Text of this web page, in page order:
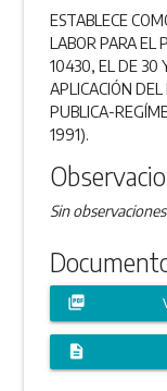
ESTABLECE
LABOR PARA EL
10430, EL DE 30
APLICACIÓN
PUBLICA-
1991).
Sin
picture_as_pdf
description